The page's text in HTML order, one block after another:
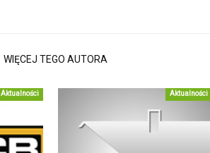
WIĘCEJ TEGO AUTORA
Aktualności Aktualności